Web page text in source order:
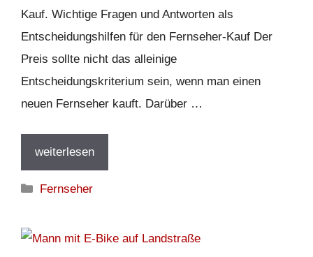
Kauf. Wichtige Fragen und Antworten als
Entscheidungshilfen für den Fernseher-Kauf Der
Preis sollte nicht das alleinige
Entscheidungskriterium sein, wenn man einen
neuen Fernseher kauft. Darüber …
weiterlesen
Kategorien
Fernseher